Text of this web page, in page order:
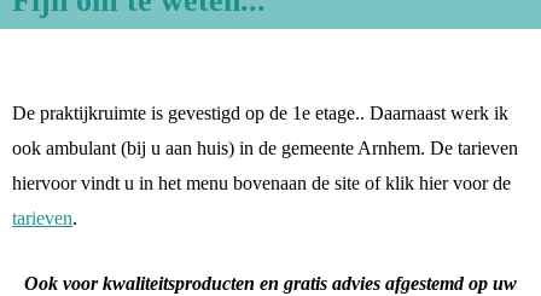
De praktijkruimte is gevestigd op de 1e etage.. Daarnaast werk ik
ook ambulant (bij u aan huis) in de gemeente Arnhem. De tarieven
hiervoor vindt u in het menu bovenaan de site of klik hier voor de
tarieven.
Ook voor kwaliteitsproducten en gratis advies afgestemd op uw